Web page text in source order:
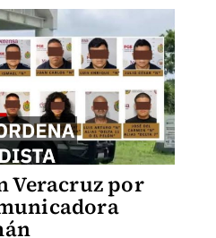
Veracruz por